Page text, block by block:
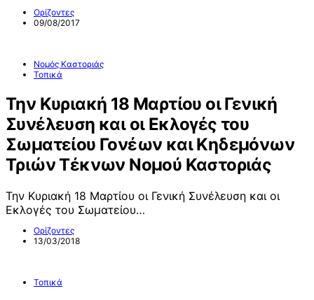
Ορίζοντες
09/08/2017
Νομός Καστοριάς
Τοπικά
Την Κυριακή 18 Μαρτίου οι Γενική
Συνέλευση και οι Εκλογές του
Σωματείου Γονέων και Κηδεμόνων
Τριών Τέκνων Νομού Καστοριάς
Την Κυριακή 18 Μαρτίου οι Γενική Συνέλευση και οι
Εκλογές του Σωματείου…
Ορίζοντες
13/03/2018
Τοπικά